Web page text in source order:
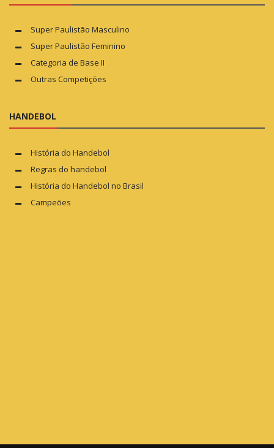
Super Paulistão Masculino
Super Paulistão Feminino
Categoria de Base II
Outras Competições
HANDEBOL
História do Handebol
Regras do handebol
História do Handebol no Brasil
Campeões